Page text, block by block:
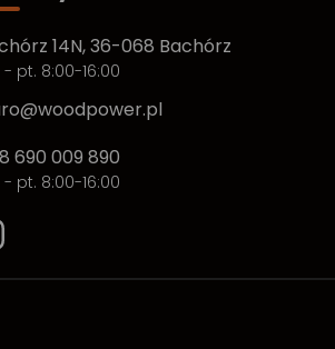
14N, 36-068 Bachórz
- pt. 8:00-16:00
690 009 890
- pt. 8:00-16:00